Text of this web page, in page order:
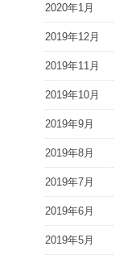
2020年1月
2019年12月
2019年11月
2019年10月
2019年9月
2019年8月
2019年7月
2019年6月
2019年5月